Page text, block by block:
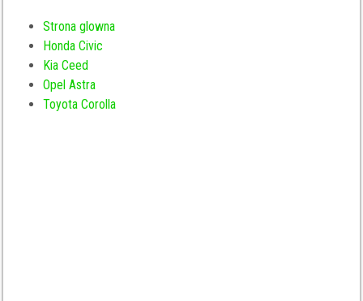
Strona glowna
Honda Civic
Kia Ceed
Opel Astra
Toyota Corolla